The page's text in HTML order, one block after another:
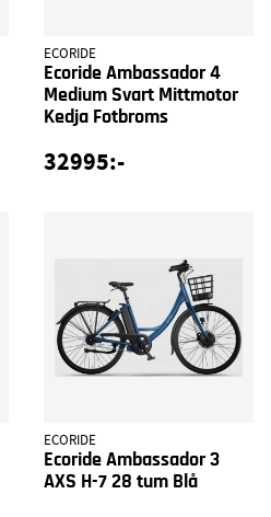
ECORIDE
Ecoride Ambassador 4
Medium Svart Mittmotor
Kedja Fotbroms
32995:-
ECORIDE
Ecoride Ambassador 3
AXS H-7 28 tum Blå